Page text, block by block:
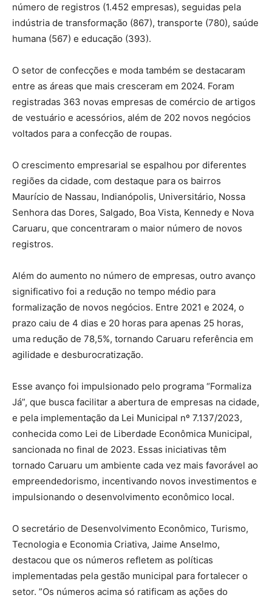
número de registros (1.452 empresas), seguidas pela
indústria de transformação (867), transporte (780), saúde
humana (567) e educação (393).
O setor de confecções e moda também se destacaram
entre as áreas que mais cresceram em 2024. Foram
registradas 363 novas empresas de comércio de artigos
de vestuário e acessórios, além de 202 novos negócios
voltados para a confecção de roupas.
O crescimento empresarial se espalhou por diferentes
regiões da cidade, com destaque para os bairros
Maurício de Nassau, Indianópolis, Universitário, Nossa
Senhora das Dores, Salgado, Boa Vista, Kennedy e Nova
Caruaru, que concentraram o maior número de novos
registros.
Além do aumento no número de empresas, outro avanço
significativo foi a redução no tempo médio para
formalização de novos negócios. Entre 2021 e 2024, o
prazo caiu de 4 dias e 20 horas para apenas 25 horas,
uma redução de 78,5%, tornando Caruaru referência em
agilidade e desburocratização.
Esse avanço foi impulsionado pelo programa “Formaliza
Já”, que busca facilitar a abertura de empresas na cidade,
e pela implementação da Lei Municipal nº 7.137/2023,
conhecida como Lei de Liberdade Econômica Municipal,
sancionada no final de 2023. Essas iniciativas têm
tornado Caruaru um ambiente cada vez mais favorável ao
empreendedorismo, incentivando novos investimentos e
impulsionando o desenvolvimento econômico local.
O secretário de Desenvolvimento Econômico, Turismo,
Tecnologia e Economia Criativa, Jaime Anselmo,
destacou que os números refletem as políticas
implementadas pela gestão municipal para fortalecer o
setor. ”Os números acima só ratificam as ações do